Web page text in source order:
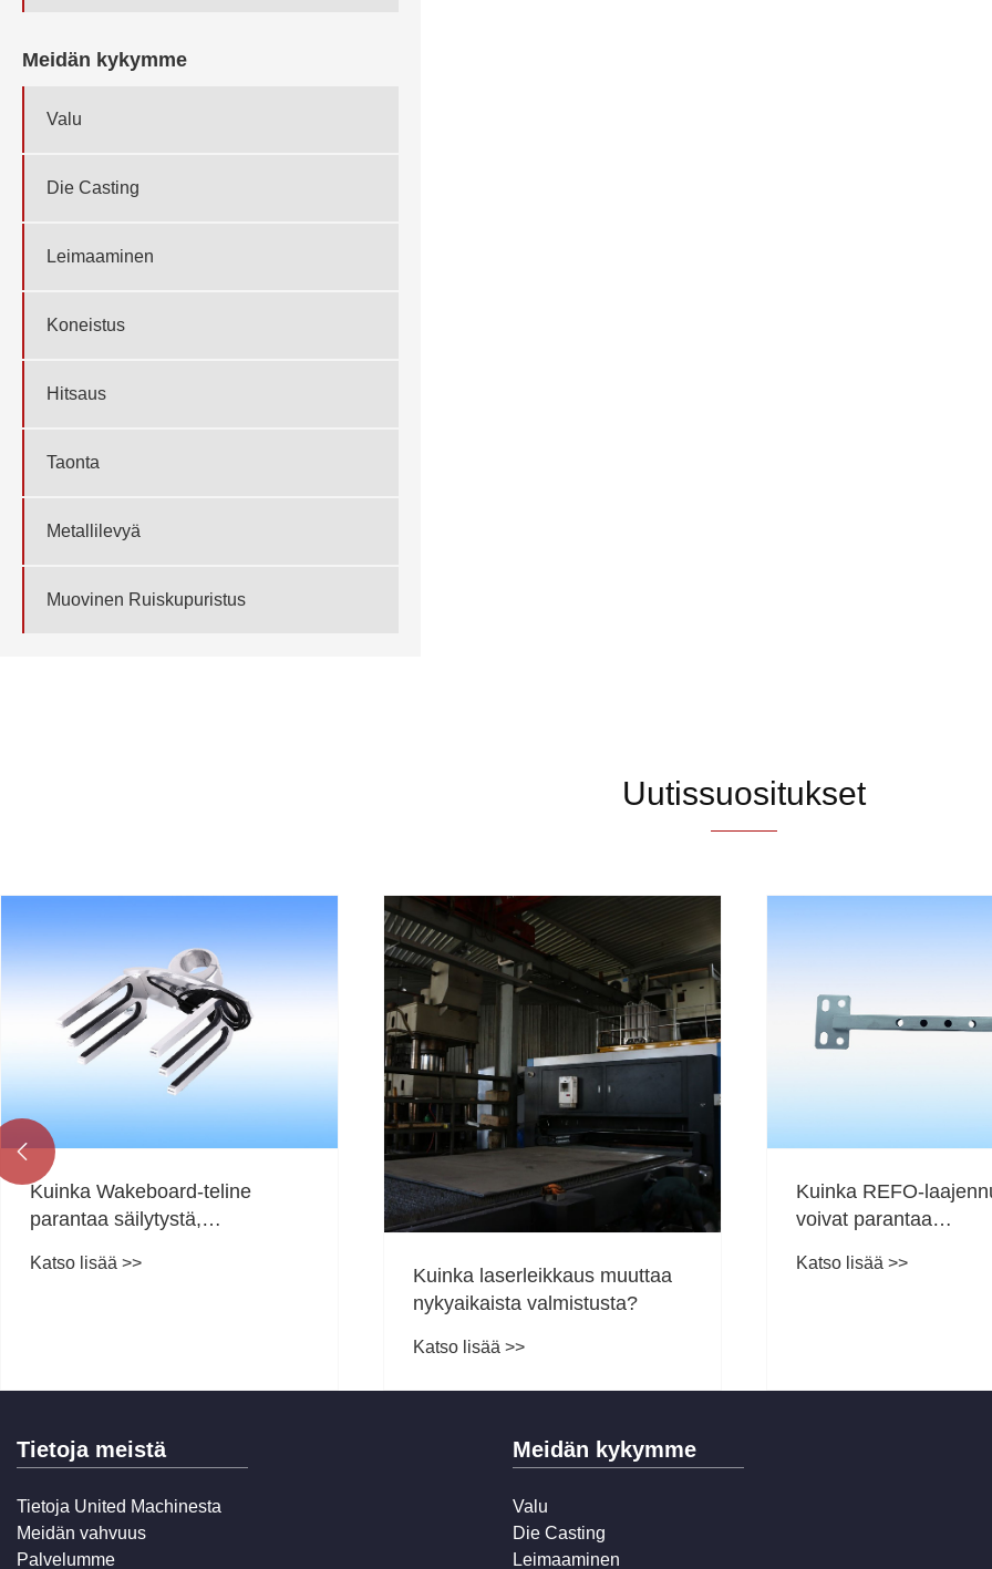
Meidän kykymme
Valu
Die Casting
Leimaaminen
Koneistus
Hitsaus
Taonta
Metallilevyä
Muovinen Ruiskupuristus
Uutissuositukset
miksi se on
Mikä on lukituslevy ja miksi se
on välttämätöntä
murtumien kiinnittämisessä
Kuinka Wakeboard-teline
parantaa säilytystä,

Tietoja meistä
Tietoja United Machinesta
Meidän vahvuus
Palvelumme
Meidän kykymme
Valu
Die Casting
Leimaaminen